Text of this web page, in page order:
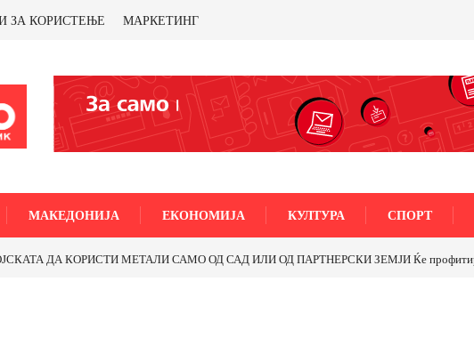
ЗА КОРИСТЕЊЕ МАРКЕТИНГ
МАКЕДОНИЈА ЕКОНОМИЈА КУЛТУРА СПОРТ
на улицата „5-ти Ноември“ во Струмица